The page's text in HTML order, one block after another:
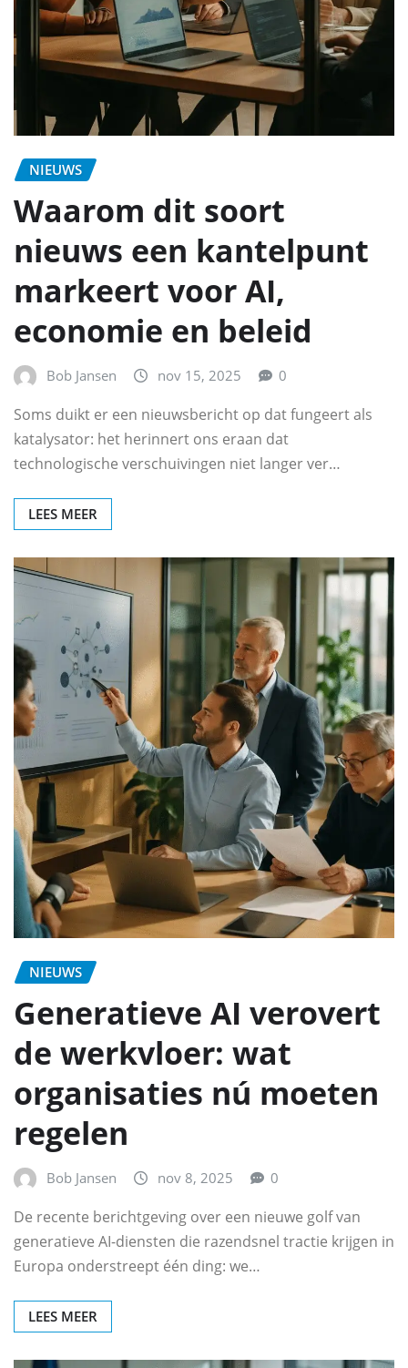
NIEUWS
Waarom dit soort
nieuws een kantelpunt
markeert voor AI,
economie en beleid
Bob Jansen nov 15, 2025 0
Soms duikt er een nieuwsbericht op dat fungeert als
katalysator: het herinnert ons eraan dat
technologische verschuivingen niet langer ver…
LEES MEER
NIEUWS
Generatieve AI verovert
de werkvloer: wat
organisaties nú moeten
regelen
Bob Jansen nov 8, 2025 0
De recente berichtgeving over een nieuwe golf van
generatieve AI-diensten die razendsnel tractie krijgen in
Europa onderstreept één ding: we…
LEES MEER